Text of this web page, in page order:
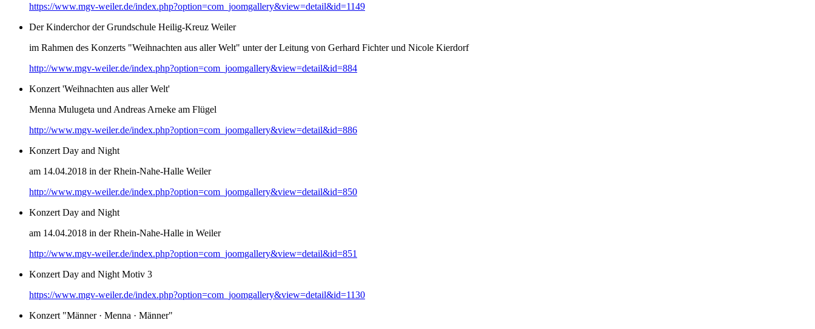
https://www.mgv-weiler.de/index.php?option=com_joomgallery&view=detail&id=1149
Der Kinderchor der Grundschule Heilig-Kreuz Weiler
im Rahmen des Konzerts "Weihnachten aus aller Welt" unter der Leitung von Gerhard Fichter und Nicole Kierdorf
http://www.mgv-weiler.de/index.php?option=com_joomgallery&view=detail&id=884
Konzert 'Weihnachten aus aller Welt'
Menna Mulugeta und Andreas Arneke am Flügel
http://www.mgv-weiler.de/index.php?option=com_joomgallery&view=detail&id=886
Konzert Day and Night
am 14.04.2018 in der Rhein-Nahe-Halle Weiler
http://www.mgv-weiler.de/index.php?option=com_joomgallery&view=detail&id=850
Konzert Day and Night
am 14.04.2018 in der Rhein-Nahe-Halle in Weiler
http://www.mgv-weiler.de/index.php?option=com_joomgallery&view=detail&id=851
Konzert Day and Night Motiv 3
https://www.mgv-weiler.de/index.php?option=com_joomgallery&view=detail&id=1130
Konzert "Männer · Menna · Männer"